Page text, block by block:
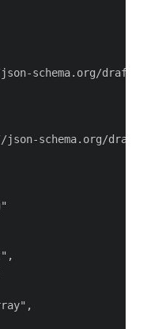
schema.org/draft-07/
json-schema.org/draft-